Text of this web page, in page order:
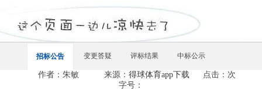
招标公告 变更答疑 评标结果 中标公示
作者：朱敏 来源： 得球体育app下载
点击：次
字号：